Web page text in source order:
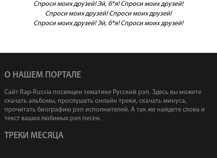
Спроси моих друзей! Эй, б*я! Спроси моих друзей!
Спроси моих друзей! Спроси моих друзей!
Спроси моих друзей! Эй, б*я! Спроси моих друзей!
О НАШЕМ ПОРТАЛЕ
Сайт Rap-Russia посвящен тематике Русский рэп. Здесь вы можете
скачать альбомы, прослушать онлайн треки, скачать минуса,
прочитать биографию рэп исполнителей. А так же найдете слова и
текст ваших любимых рэп песен.
ТРЕКИ МЕСЯЦА